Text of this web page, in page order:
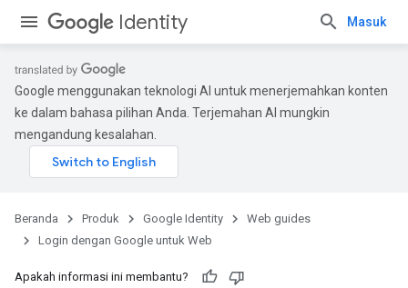
Identity Masuk
Google menggunakan teknologi AI untuk menerjemahkan konten
ke dalam bahasa pilihan Anda. Terjemahan AI mungkin
mengandung kesalahan.
Beranda Produk Google Identity
Web guides
Login dengan Google untuk Web
Apakah informasi ini membantu?